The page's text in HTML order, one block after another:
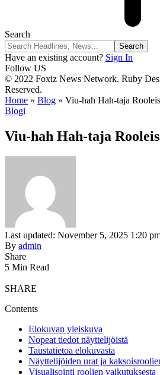
Search
Have an existing account? Sign In
Follow US
© 2022 Foxiz News Network. Ruby
Reserved.
Home » Blog » Viu-hah Hah-taja
Blogi
Viu-hah Hah-taja
Last updated: November 5, 2025 1:20
By admin
Share
5 Min Read
SHARE
Contents
Elokuvan yleiskuva
Nopeat tiedot näyttelijöistä
Taustatietoa elokuvasta
Näyttelijöiden urat ja
Visualisointi roolien vaikutuksesta